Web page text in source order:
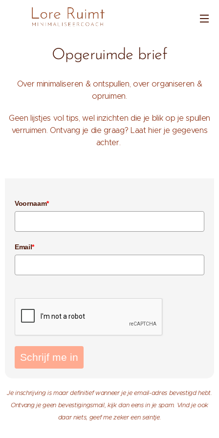
Opgeruimde brief
Over minimaliseren & ontspullen, over organiseren &
opruimen.
Geen lijstjes vol tips, wel inzichten die je blik op je spullen
verruimen. Ontvang je die graag? Laat hier je gegevens
achter.
Voornaam*
Email*
Schrijf me in
Je inschrijving is maar definitief wanneer je je email-adres bevestigd hebt.
Ontvang je geen bevestigingsmail, kijk dan eens in je spam. Vind je ook
daar niets, geef me zeker een seintje.